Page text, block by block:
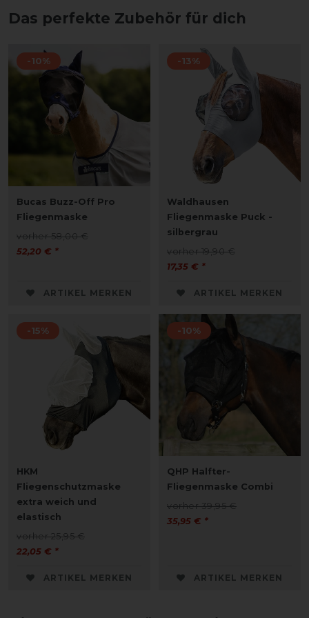
Das perfekte Zubehör für dich
-10%
Bucas Buzz-Off Pro
Fliegenmaske
vorher 58,00 €
52,20 € *
ARTIKEL MERKEN
-13%
Waldhausen
Fliegenmaske Puck -
silbergrau
vorher 19,90 €
17,35 € *
ARTIKEL MERKEN
-15%
HKM
Fliegenschutzmaske
extra weich und
elastisch
vorher 25,95 €
22,05 € *
ARTIKEL MERKEN
-10%
QHP Halfter-
Fliegenmaske Combi
vorher 39,95 €
35,95 € *
ARTIKEL MERKEN